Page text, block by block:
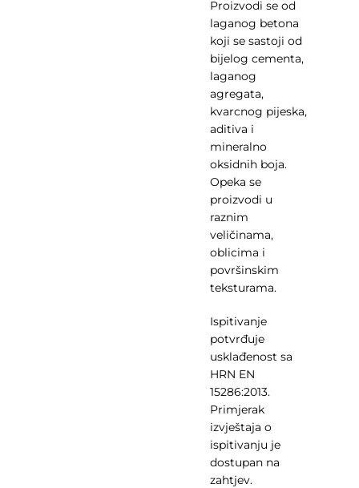
Proizvodi se od
laganog betona
koji se sastoji od
bijelog cementa,
laganog
agregata,
kvarcnog pijeska,
aditiva i
mineralno
oksidnih boja.
Opeka se
proizvodi u
raznim
veličinama,
oblicima i
površinskim
teksturama.
Ispitivanje
potvrđuje
usklađenost sa
HRN EN
15286:2013.
Primjerak
izvještaja o
ispitivanju je
dostupan na
zahtjev.